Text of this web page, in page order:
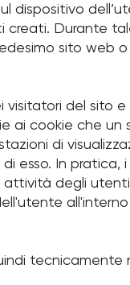
dispositivo
creati. Durante
sito web
visitatori del sito
ai cookie che un
di
esso. In pratica,
attività degli
tecnicamente